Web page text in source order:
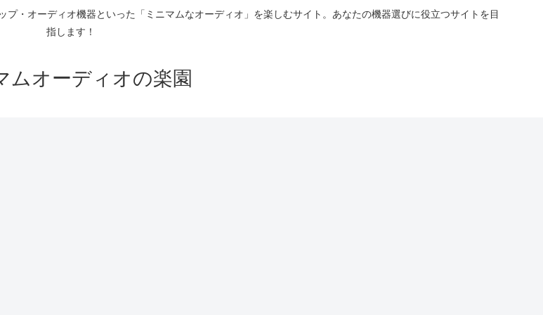
・オーディオ機器といった「ミニマムなオーディオ」を楽しむサイト。あなたの機器選びに役立つサイトを目
指します！
ムオーディオの楽園